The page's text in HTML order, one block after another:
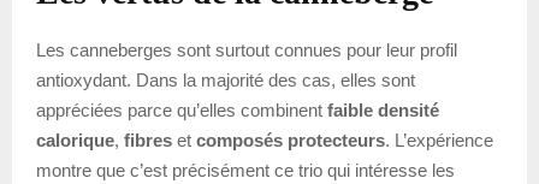
Les canneberges sont surtout connues pour leur profil
antioxydant. Dans la majorité des cas, elles sont
appréciées parce qu’elles combinent faible densité
calorique, fibres et composés protecteurs. L’expérience
montre que c’est précisément ce trio qui intéresse les